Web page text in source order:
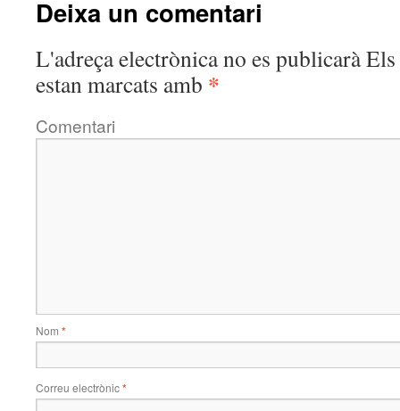
Deixa un comentari
L'adreça electrònica no es publicaràEls
estan marcats amb *
Comentari
Nom *
Correu electrònic*